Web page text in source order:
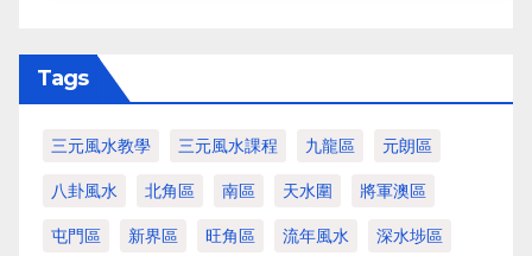
Tags
三元風水教學 三元風水課程 九龍區 元朗區
八卦風水 北角區 南區 天水圍 將軍澳區
屯門區 新界區 旺角區 流年風水 深水埗區